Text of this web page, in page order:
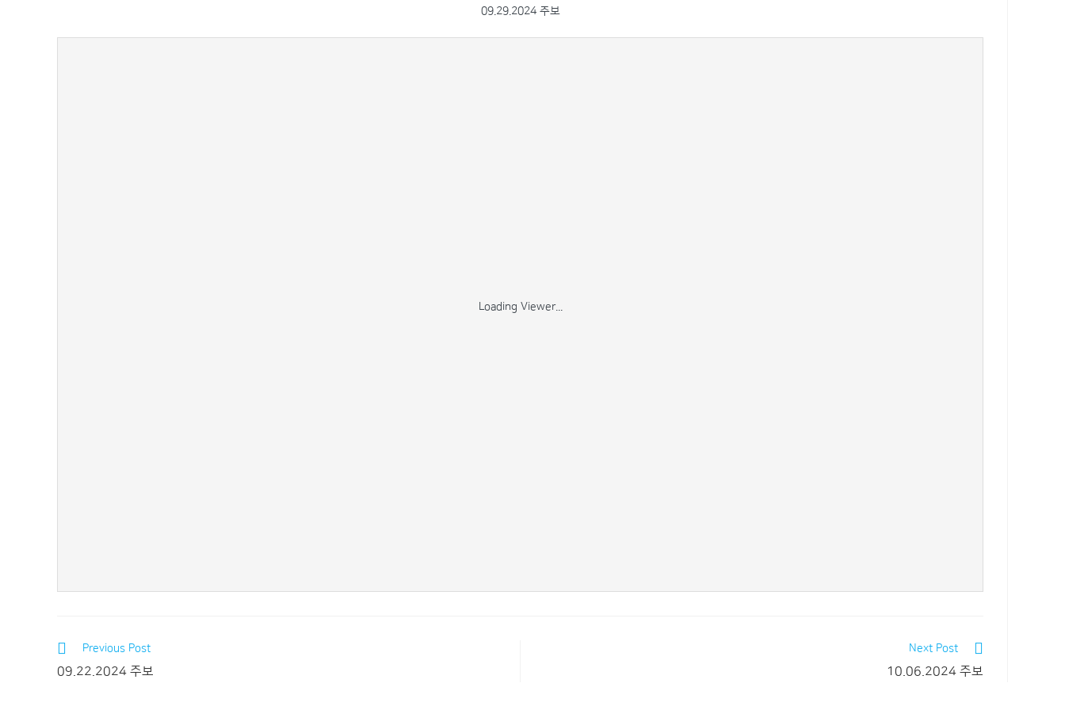
09.29.2024 주보
Loading Viewer...
Previous Post
09.22.2024 주보
Next Post
10.06.2024 주보